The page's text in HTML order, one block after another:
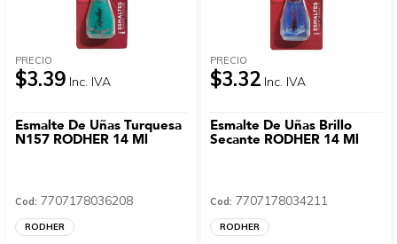
PRECIO
$3.39 Inc. IVA
Esmalte De Uñas Turquesa
N157 RODHER 14 Ml
Cod: 7707178036208
RODHER
PRECIO
$3.32 Inc. IVA
Esmalte De Uñas Brillo
Secante RODHER 14 Ml
Cod: 7707178034211
RODHER